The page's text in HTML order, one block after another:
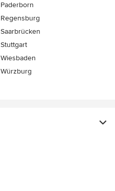
Paderborn
Regensburg
Saarbrücken
Stuttgart
Wiesbaden
Würzburg